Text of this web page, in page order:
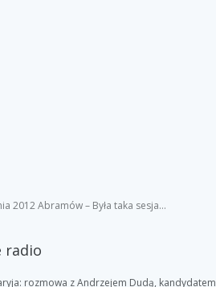
2012 Abramów – Była taka sesja…
radio
rozmowa z Andrzejem Dudą, kandydatem